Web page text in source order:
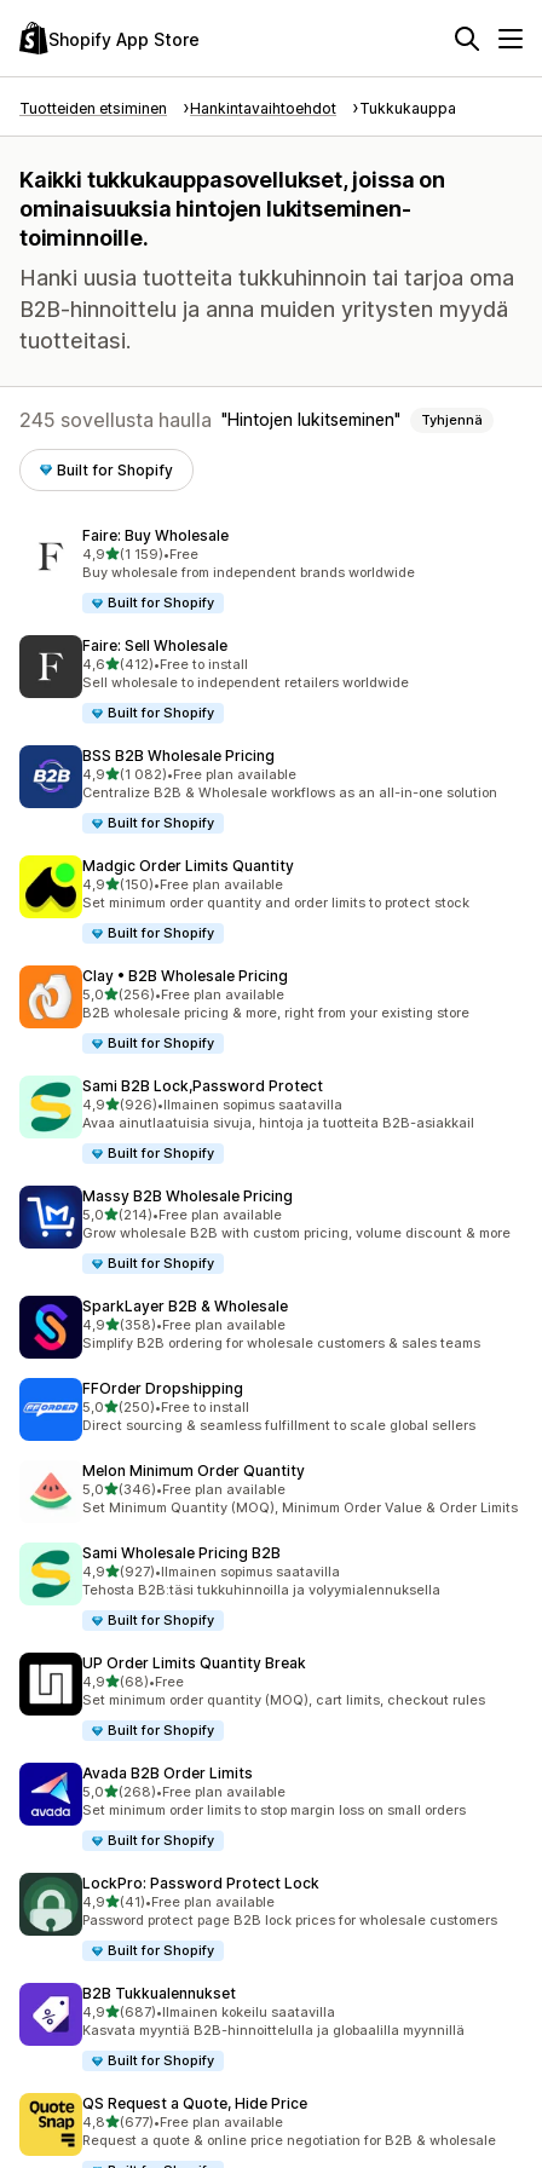
Shopify App Store
Tuotteiden etsiminen Hankintavaihtoehdot Tukkukauppa
Kaikki tukkukauppasovellukset, joissa on
ominaisuuksia hintojen lukitseminen-
toiminnoille.
Hanki uusia tuotteita tukkuhinnoin tai tarjoa oma
B2B-hinnoittelu ja anna muiden yritysten myydä
tuotteitasi.
245 sovellusta haulla Hintojen lukitseminen Tyhjennä
Built for Shopify
Faire: Buy Wholesale
4,9/ 5 tähteä
(1 159)
1159 arvostelua yhteensä
•Free
Buy wholesale from independent brands worldwide
Built for Shopify
Faire: Sell Wholesale
4,6/ 5 tähteä
(412)
412 arvostelua yhteensä
•Free to install
Sell wholesale to independent retailers worldwide
Built for Shopify
BSS B2B Wholesale Pricing
4,9/ 5 tähteä
(1 082)
1082 arvostelua yhteensä
•Free plan available
Centralize B2B & Wholesale workflows as an all-in-one solution
Built for Shopify
Madgic Order Limits Quantity
4,9/ 5 tähteä
(150)
150 arvostelua yhteensä
•Free plan available
Set minimum order quantity and order limits to protect stock
Built for Shopify
Clay • B2B Wholesale Pricing
5,0/ 5 tähteä
(256)
256 arvostelua yhteensä
•Free plan available
B2B wholesale pricing & more, right from your existing store
Built for Shopify
Sami B2B Lock,Password Protect
4,9/ 5 tähteä
(926)
926 arvostelua yhteensä
•Ilmainen sopimus saatavilla
Avaa ainutlaatuisia sivuja, hintoja ja tuotteita B2B-asiakkail
Built for Shopify
Massy B2B Wholesale Pricing
5,0/ 5 tähteä
(214)
214 arvostelua yhteensä
•Free plan available
Grow wholesale B2B with custom pricing, volume discount & more
Built for Shopify
SparkLayer B2B & Wholesale
4,9/ 5 tähteä
(358)
358 arvostelua yhteensä
•Free plan available
Simplify B2B ordering for wholesale customers & sales teams
FFOrder Dropshipping
5,0/ 5 tähteä
(250)
250 arvostelua yhteensä
•Free to install
Direct sourcing & seamless fulfillment to scale global sellers
Melon Minimum Order Quantity
5,0/ 5 tähteä
(346)
346 arvostelua yhteensä
•Free plan available
Set Minimum Quantity (MOQ), Minimum Order Value & Order Limits
Sami Wholesale Pricing B2B
4,9/ 5 tähteä
(927)
927 arvostelua yhteensä
•Ilmainen sopimus saatavilla
Tehosta B2B:täsi tukkuhinnoilla ja volyymialennuksella
Built for Shopify
UP Order Limits Quantity Break
4,9/ 5 tähteä
(68)
68 arvostelua yhteensä
•Free
Set minimum order quantity (MOQ), cart limits, checkout rules
Built for Shopify
Avada B2B Order Limits
5,0/ 5 tähteä
(268)
268 arvostelua yhteensä
•Free plan available
Set minimum order limits to stop margin loss on small orders
Built for Shopify
LockPro: Password Protect Lock
4,9/ 5 tähteä
(41)
41 arvostelua yhteensä
•Free plan available
Password protect page B2B lock prices for wholesale customers
Built for Shopify
B2B Tukkualennukset
4,9/ 5 tähteä
(687)
687 arvostelua yhteensä
•Ilmainen kokeilu saatavilla
Kasvata myyntiä B2B-hinnoittelulla ja globaalilla myynnillä
Built for Shopify
QS Request a Quote, Hide Price
4,8/ 5 tähteä
(677)
677 arvostelua yhteensä
•Free plan available
Request a quote & online price negotiation for B2B & wholesale